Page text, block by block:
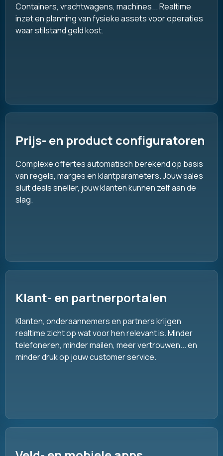
Containers, vrachtwagens, machines... Realtime
inzet en planning van fysieke assets voor operaties
waar stilstand geld kost.
Prijs- en product configuratoren
Complexe offertes automatisch berekend op basis
van regels, marges en klantparameters. Jouw sales
sluit deals sneller, jouw klanten kunnen zelf aan de
slag.
Klant- en partnerportalen
Klanten, onderaannemers en partners krijgen
realtime zicht op wat voor hen relevant is. Minder
telefoneren, minder mailen, meer vertrouwen... en
minder druk op jouw customer service.